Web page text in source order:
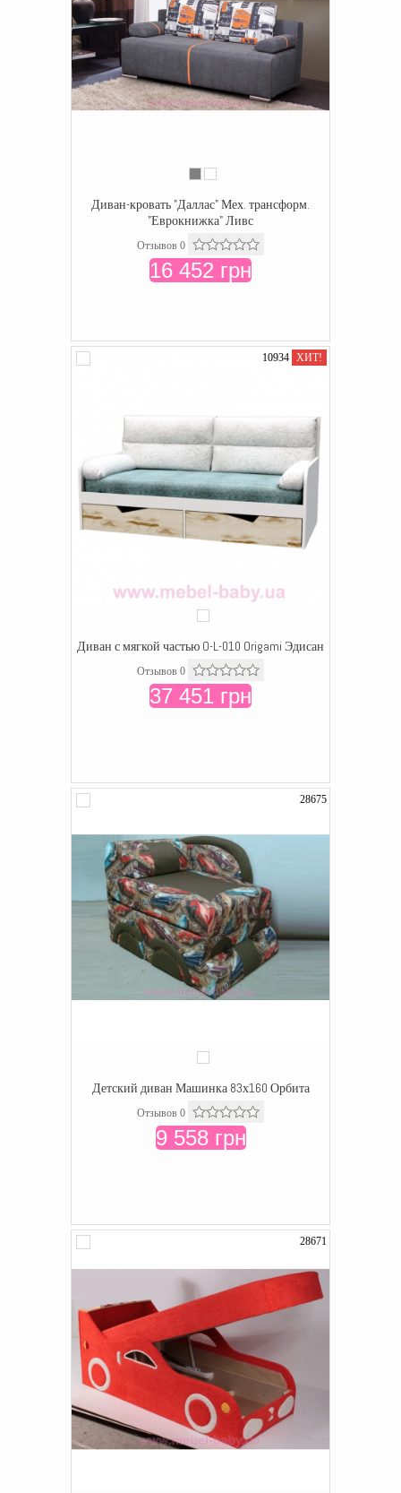
Диван-кровать "Даллас" Мех. трансформ.
"Еврокнижка" Ливс
Отзывов 0
16 452 грн
10934 ХИТ!
Диван с мягкой частью O-L-010 Origami Эдисан
Отзывов 0
37 451 грн
28675
Детский диван Машинка 83х160 Орбита
Отзывов 0
9 558 грн
28671